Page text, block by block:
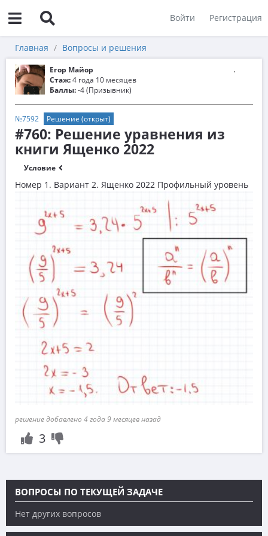
Войти Регистрация
Главная Вопросы и решения
Егор Майор
Стаж:4 года 10 месяцев
Баллы:-4 (Призывник)
№7592 Решение (открыт)
#760: Решение уравнения из
книги Ященко 2022
Условие
Номер 1. Вариант 2. Ященко 2022 Профильный уровень
решение добавлено 4 года 9 месяцев назад
3
ВОПРОСЫ ПО ТЕКУЩЕЙ ЗАДАЧЕ
Нет других вопросов